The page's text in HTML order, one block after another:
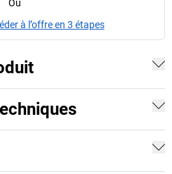
Ou
à l’offre en 3 étapes